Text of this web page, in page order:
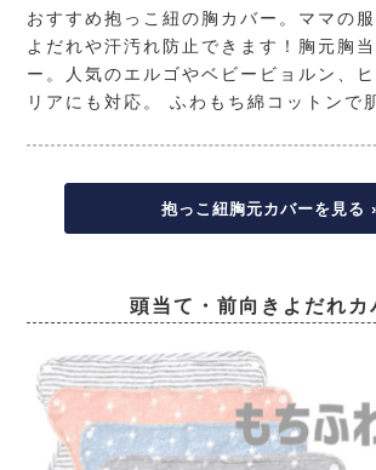
おすすめ抱っこ紐の胸カバー。ママの
よだれや汗汚れ防止できます！胸元胸
ー。人気のエルゴやベビービョルン、
リアにも対応。 ふわもち綿コットンで
抱っこ紐胸元カバーを見る
頭当て・前向きよだれカ